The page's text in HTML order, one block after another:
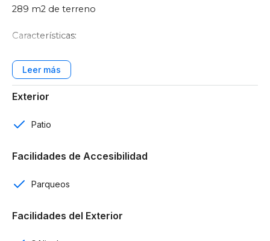
289 m2 de terreno
Características:
3 habitaciones
Walking closet en cada habitación
Cocina Fría (incluye estufa eléctrica y campana)
Exterior
Patio
Facilidades de Accesibilidad
Parqueos
Facilidades del Exterior